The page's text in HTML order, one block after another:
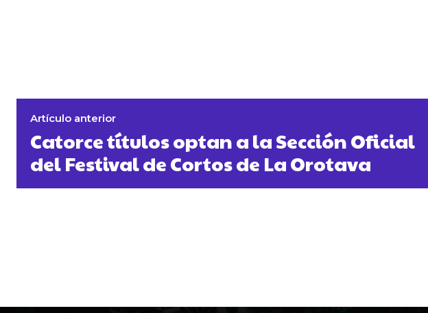
Artículo anterior
Catorce títulos optan a la Sección Oficial
del Festival de Cortos de La Orotava